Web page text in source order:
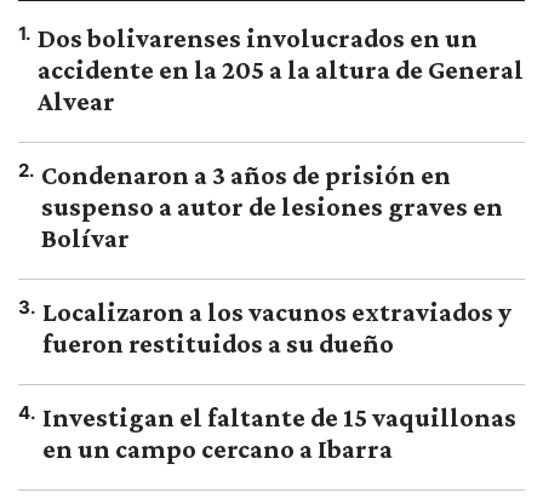
1. Dos bolivarenses involucrados en un
accidente en la 205 a la altura de General
Alvear
2. Condenaron a 3 años de prisión en
suspenso a autor de lesiones graves en
Bolívar
3. Localizaron a los vacunos extraviados y
fueron restituidos a su dueño
4. Investigan el faltante de 15 vaquillonas
en un campo cercano a Ibarra